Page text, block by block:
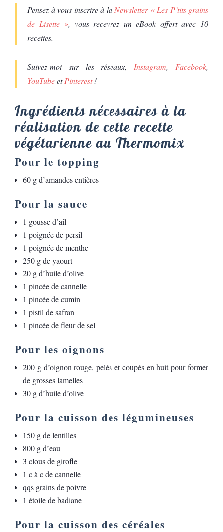
Pensez à vous inscrire à la Newsletter « Les P’tits grains
de Lisette », vous recevrez un eBook offert avec 10
recettes.
Suivez-moi sur les réseaux, Instagram, Facebook,
YouTubeetPinterest!
Ingrédients nécessaires à la
réalisation de cette recette
végétarienne au Thermomix
Pour le topping
60 g d’amandes entières
Pour la sauce
1 gousse d’ail
1 poignée de persil
1 poignée de menthe
250 g de yaourt
20 g d’huile d’olive
1 pincée de cannelle
1 pincée de cumin
1 pistil de safran
1 pincée de fleur de sel
Pour les oignons
200 g d’oignon rouge, pelés et coupés en huit pour former
de grosses lamelles
30 g d’huile d’olive
Pour la cuisson des légumineuses
150 g de lentilles
800 g d’eau
3 clous de girofle
1 c à c de cannelle
qqs grains de poivre
1 étoile de badiane
Pour la cuisson des céréales